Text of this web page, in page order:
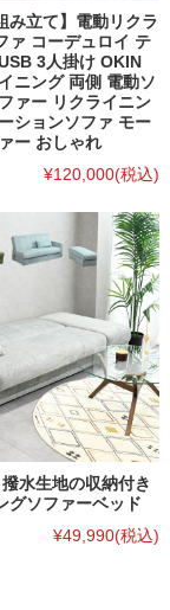
み立て】電動リクラ
ァ コーデュロイ テ
3人掛け OKIN
ニング 両側 電動ソ
ァー リクライニン
ションソファ モー
ー おしゃれ
¥120,000(税込)
撥水生地の収納付き
グソファーベッド
¥49,990(税込)